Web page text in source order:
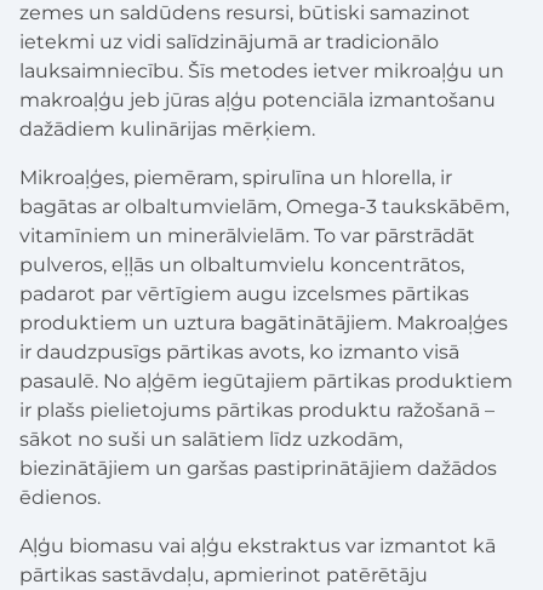
zemes un saldūdens resursi, būtiski samazinot
ietekmi uz vidi salīdzinājumā ar tradicionālo
lauksaimniecību. Šīs metodes ietver mikroaļģu un
makroaļģu jeb jūras aļģu potenciāla izmantošanu
dažādiem kulinārijas mērķiem.
Mikroaļģes, piemēram, spirulīna un hlorella, ir
bagātas ar olbaltumvielām, Omega-3 taukskābēm,
vitamīniem un minerālvielām. To var pārstrādāt
pulveros, eļļās un olbaltumvielu koncentrātos,
padarot par vērtīgiem augu izcelsmes pārtikas
produktiem un uztura bagātinātājiem. Makroaļģes
ir daudzpusīgs pārtikas avots, ko izmanto visā
pasaulē. No aļģēm iegūtajiem pārtikas produktiem
ir plašs pielietojums pārtikas produktu ražošanā –
sākot no suši un salātiem līdz uzkodām,
biezinātājiem un garšas pastiprinātājiem dažādos
ēdienos.
Aļģu biomasu vai aļģu ekstraktus var izmantot kā
pārtikas sastāvdaļu, apmierinot patērētāju